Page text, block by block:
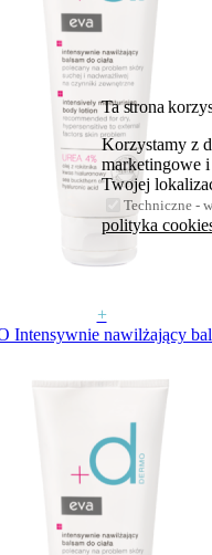
+
Intensywnie nawilżający
Ta strona
Korzystamy z
marketingowe
Twojej
Techniczne -
polityka